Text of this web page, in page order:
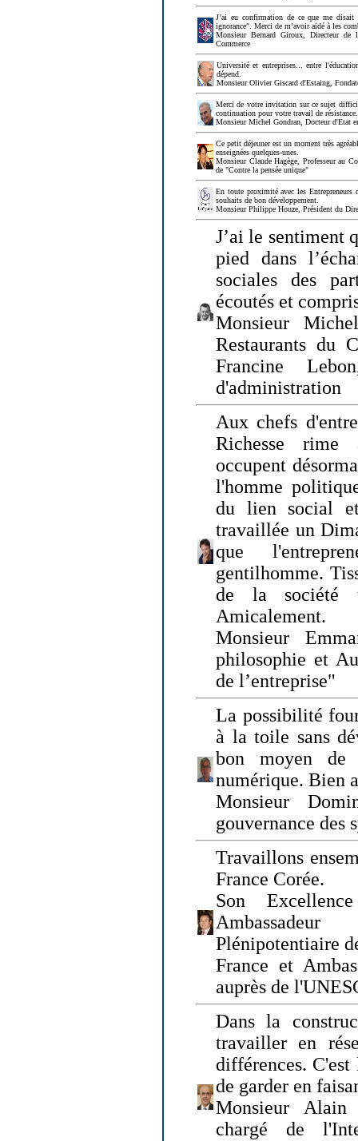
J’ai eu confirmation de ce que me disait
ignorance". Merci de m’avoir aidé à les
Monsieur Bernard Giroux, Directeur de
Commerce
Université et entreprises... entre
dépend.
Monsieur Olivier Giscard d'Estaing,
Merci de votre invitation sur ce sujet
continuation pour votre travail de
Monsieur Michel Gondran, Docteur d'Etat
Ce petit déjeuner est un moment très
enseignées quelques-unes.
Monsieur Claude Hagège, Professeur au
de "Contre la pensée unique"
En toute proximité avec les
souhaits de bon développement.
Monsieur Philippe Houze, Président du
J’ai le sentiment
pied dans
sociales des
écoutés et
Monsieur
Restaurants du
Francine
d'administration
Aux chefs
Richesse rime
occupent
l'homme
du lien social
travaillée un
que
gentilhomme.
de la société
Amicalement.
Monsieur
philosophie et
de l’entreprise"
La possibilité
à la toile sans
bon moyen de
numérique. Bien
Monsieur
gouvernance des
Travaillons
France Corée.
Son
Plénipotentiaire
France et
auprès de
Dans la
travailler en
différences.
de garder en
Monsieur Alain
chargé de